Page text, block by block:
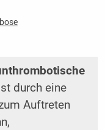
durch eine
Auftreten